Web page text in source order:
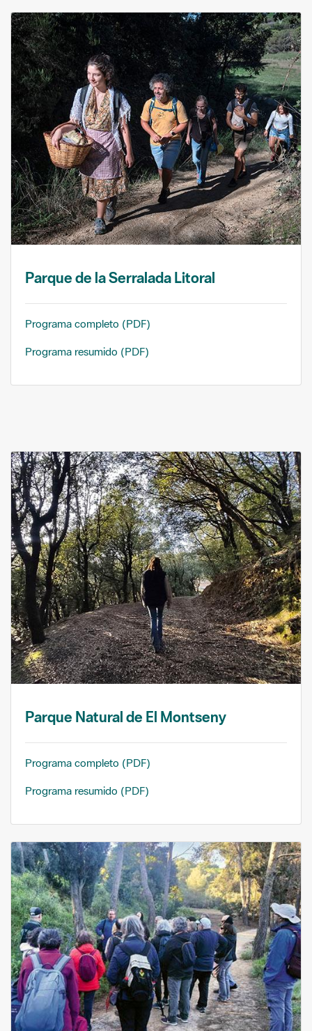
Parque de la Serralada Litoral
Programa completo (PDF)
Programa resumido (PDF)
Parque Natural de El Montseny
Programa completo (PDF)
Programa resumido (PDF)